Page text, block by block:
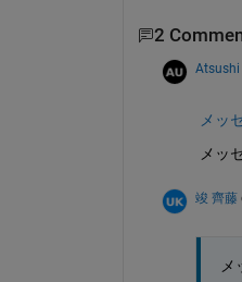
2
Atsushi
メッ
メッ
竣 齊藤